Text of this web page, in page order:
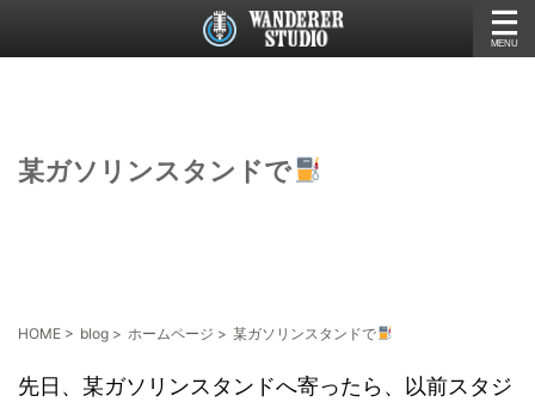
某ガソリンスタンドで
HOME > blog > ホームページ > 某ガソリンスタンドで
先日、某ガソリンスタンドへ寄ったら、以前スタジ